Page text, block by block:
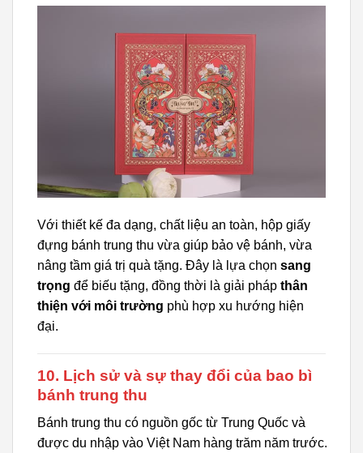
Với thiết kế đa dạng, chất liệu an toàn, hộp giấy
đựng bánh trung thu vừa giúp bảo vệ bánh, vừa
nâng tầm giá trị quà tặng. Đây là lựa chọn sang
trọng để biếu tặng, đồng thời là giải pháp thân
thiện với môi trường phù hợp xu hướng hiện
đại.
10. Lịch sử và sự thay đổi của bao bì
bánh trung thu
Bánh trung thu có nguồn gốc từ Trung Quốc và
được du nhập vào Việt Nam hàng trăm năm trước.